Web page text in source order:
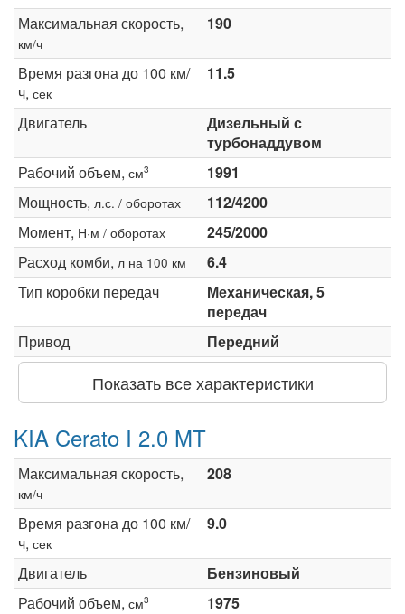
Максимальная скорость,
км/ч
190
Время разгона до 100 км/
ч, сек
11.5
Двигатель
Дизельный с
турбонаддувом
Рабочий объем, см3
1991
Мощность, л.с. / оборотах
112/4200
Момент, Н·м / оборотах
245/2000
Расход комби, л на 100 км
6.4
Тип коробки передач
Механическая, 5
передач
Привод
Передний
Показать все характеристики
KIA Cerato I 2.0 MT
Максимальная скорость,
км/ч
208
Время разгона до 100 км/
ч, сек
9.0
Двигатель
Бензиновый
Рабочий объем, см3
1975